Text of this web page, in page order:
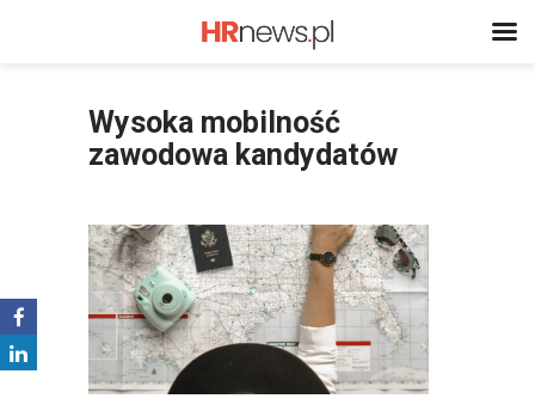
Wysoka mobilność
zawodowa kandydatów